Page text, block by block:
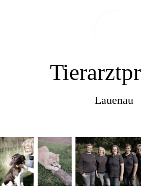
Lauenau